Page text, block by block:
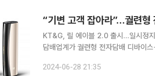
“기변 고객 잡아라”…궐련형
KT&G, 릴 에이블 2.0 출시…일시정
담배업계가 궐련형 전자담배 디바이
2024-06-28 21:35